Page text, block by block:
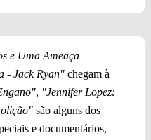
e Uma Ameaça
- Jack Ryan" chegam à
, "Jennifer Lopez:
são alguns dos
e documentários,